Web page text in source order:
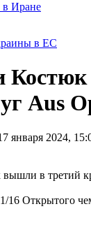
Иране
в ЕС
Aus
января 2024,
16 Открытого